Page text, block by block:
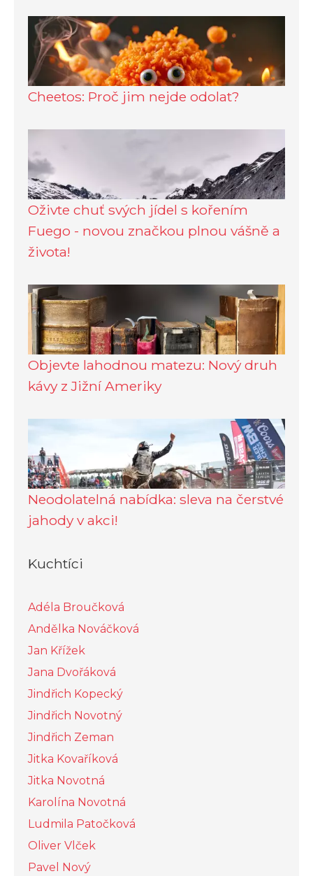
Cheetos: Proč jim nejde odolat?
Oživte chuť svých jídel s kořením
Fuego - novou značkou plnou vášně a
života!
Objevte lahodnou matezu: Nový druh
kávy z Jižní Ameriky
Neodolatelná nabídka: sleva na čerstvé
jahody v akci!
Kuchtíci
Adéla Broučková
Andělka Nováčková
Jan Křížek
Jana Dvořáková
Jindřich Kopecký
Jindřich Novotný
Jindřich Zeman
Jitka Kovaříková
Jitka Novotná
Karolína Novotná
Ludmila Patočková
Oliver Vlček
Pavel Nový